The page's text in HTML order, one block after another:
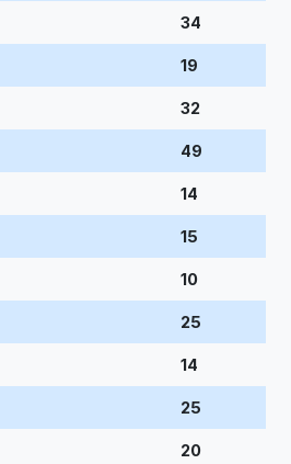
34
19
32
49
14
15
10
25
14
25
20